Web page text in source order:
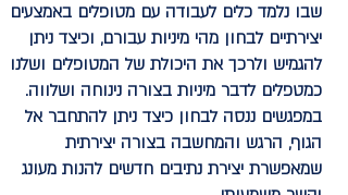
שבו נלמד כלים לעבודה עם מטופלים באמצעים
יצירתיים לבחון מהי מיניות עבורם, וכיצד ניתן
להגמיש ולרכך את היכולת של המטופלים ושלנו
כמטפלים לדבר מיניות בצורה נינוחה ושלווה.
במפגשים ננסה לבחון כיצד ניתן להתחבר אל
הגוף, הרגש והמחשבה בצורה יצירתית
שמאפשרת יצירת נתיבים חדשים להנות מעונג